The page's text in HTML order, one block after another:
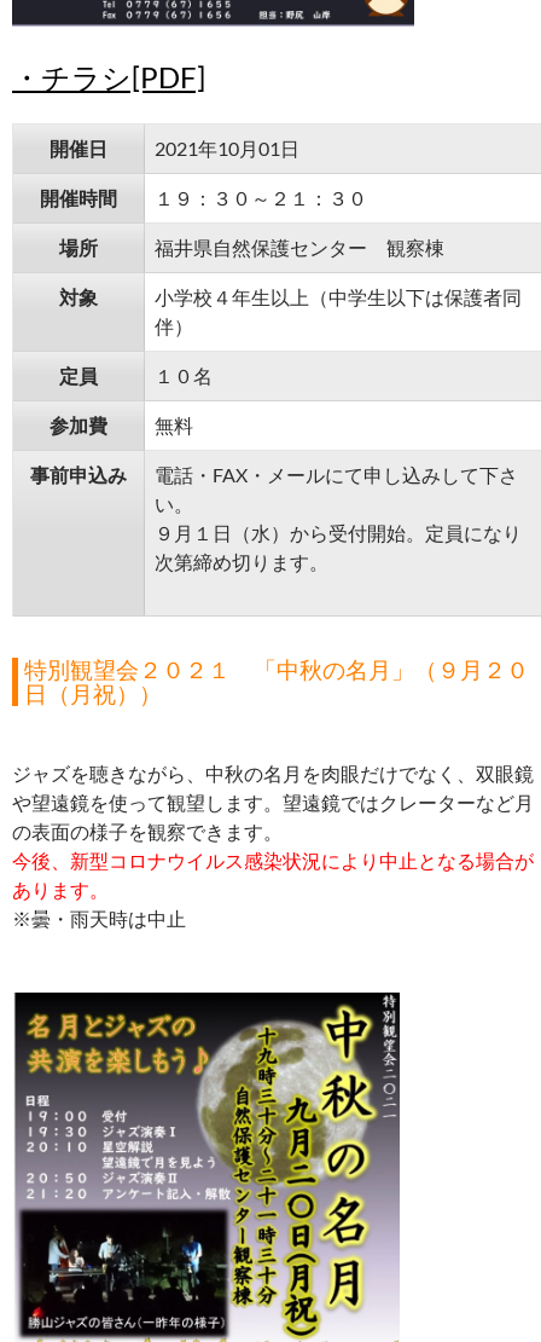
・チラシ[PDF]
開催日 2021年10月01日
開催時間 １９：３０～２１：３０
場所 福井県自然保護センター 観察棟
対象
小学校４年生以上（中学生以下は保護者同
伴）
定員 １０名
参加費 無料
事前申込み
電話・FAX・メールにて申し込みして下さ
い。
９月１日（水）から受付開始。定員になり
次第締め切ります。
特別観望会２０２１ 「中秋の名月」（９月２０
日（月祝））
ジャズを聴きながら、中秋の名月を肉眼だけでなく、双眼鏡
や望遠鏡を使って観望します。望遠鏡ではクレーターなど月
の表面の様子を観察できます。
今後、新型コロナウイルス感染状況により中止となる場合が
あります。
※曇・雨天時は中止